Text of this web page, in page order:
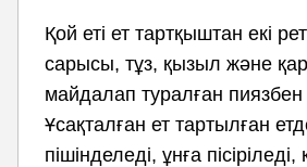
Қой еті ет тартқыштан екі рет
сарысы, тұз, қызыл және
майдалап туралған
Ұсақталған ет тартылған
пішінделеді, ұнға